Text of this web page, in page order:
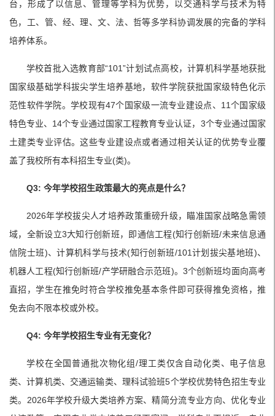
台，形成了以信息、管理等学科为优势，以交通科学与技术为特
色，工、管、经、理、文、法、哲等多学科协调发展的完备的学科
培养体系。
学校首批入选教育部“101”计划试点高校，计算机科学基地获批
国家级基础学科拔尖学生培养基地，软件学院获批国家级特色化示
范性软件学院。学校现有47个国家级一流专业建设点、11个国家级
特色专业、14个专业通过国家工程教育专业认证，3个专业通过国家
土建类专业评估。这些专业建设点或者通过相关认证的优势专业覆
盖了我校所有本科招生专业(类)。
Q3: 今年学校招生政策最大的亮点是什么？
2026年学校拔尖人才培养政策重磅升级，瞄准国家战略急需领
域，全新设立3大知行创新班，即通信工程(知行创新班/未来信息通
信院士班)、计算机科学与技术(知行创新班/101计划拔尖基地班)、
机器人工程(知行创新班/产学研融合示范班)。3个创新班均面向高考
直招，学生在推免时符合学校推免基本条件即可获得推免资格，推
免去向不限本校或外校。
Q4: 今年学校招生专业有无变化？
学校在全国普通批次物化组/理工类仅含自动化类、电子信息
类、计算机类、交通运输类、理科试验班5个学校优势特色招生专业
类。2026年学校升级大类培养方案、精简分流专业方向、优化专业